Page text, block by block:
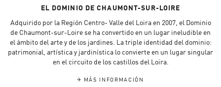
EL DOMINIO DE CHAUMONT-SUR-LOIRE
Adquirido por la Región Centro- Valle del Loira en 2007, el Dominio
de Chaumont-sur-Loire se ha convertido en un lugar ineludible en
el ámbito del arte y de los jardines. La triple identidad del dominio:
patrimonial, artística y jardinística lo convierte en un lugar singular
en el circuito de los castillos del Loira.
MÁS INFORMACIÓN